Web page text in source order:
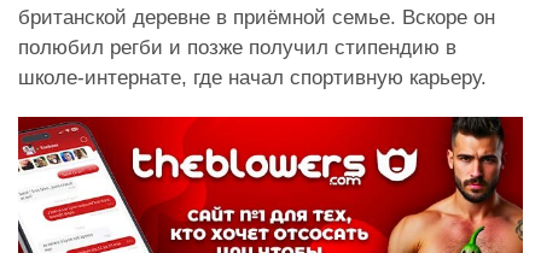
британской деревне в приёмной семье. Вскоре он
полюбил регби и позже получил стипендию в
школе-интернате, где начал спортивную карьеру.